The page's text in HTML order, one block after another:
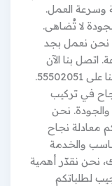
العمل.
لا تُضاهى.
نحن نعمل بجد
بنا الآن
للحصول على استشارة مجانية. تواصل معنا على 55502051.
في تركيب
نحن
معادلة نجاح
والخدمة
نحن نقدّر أهمية
لطلباتكم